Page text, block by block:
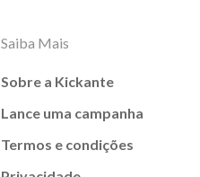
Saiba Mais
Sobre a Kickante
Lance uma campanha
Termos e condições